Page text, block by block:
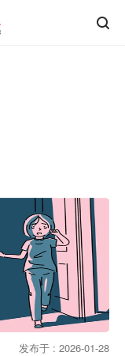
发布于 : 2026-01-28